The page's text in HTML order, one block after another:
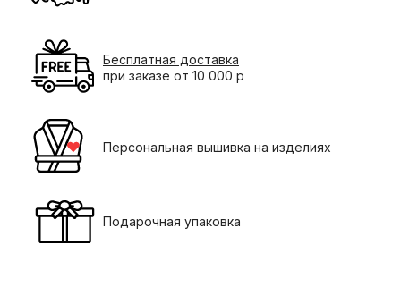
Бесплатная доставка
при заказе от 10 000 р
Персональная вышивка на изделиях
Подарочная упаковка